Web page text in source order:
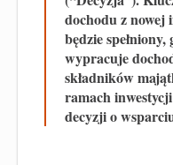
dochodu z nowej
będzie
wypracuje
składników
ramach
decyzji o